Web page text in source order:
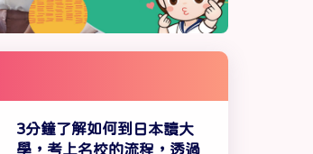
3分鐘了解如何到日本讀大
學，考上名校的流程，透過